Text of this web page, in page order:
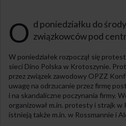
O d poniedziałku do
związkowców pod
W poniedziałek rozpoczął się
sieci Dino Polska w Krotoszynie.
przez związek zawodowy OPZZ
uwagę na odrzucanie przez firmę
i na skandaliczne poczynania firmy.
organizował m.in. protesty i strajk
istnieją także m.in. w Rossmannie i